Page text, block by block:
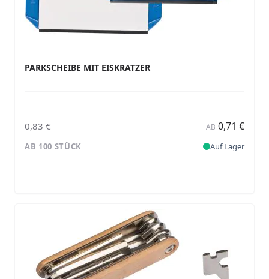
PARKSCHEIBE MIT EISKRATZER
0,83 € AB 0,71 €
AB 100 STÜCK Auf Lager